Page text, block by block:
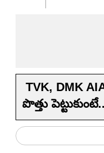
TVK, DMK
పొత్తు